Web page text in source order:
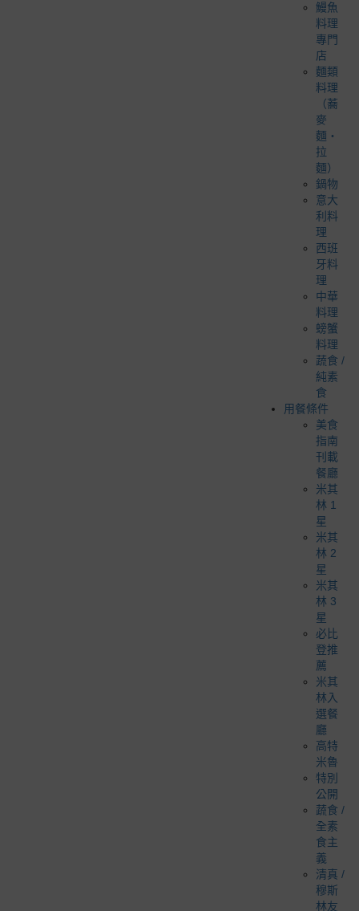
鰻魚
料理
專門
店
麵類
料理
（蕎
麥
麵・
拉
麵）
鍋物
意大
利料
理
西班
牙料
理
中華
料理
螃蟹
料理
蔬食 /
純素
食
用餐條件
美食
指南
刊載
餐廳
米其
林 1
星
米其
林 2
星
米其
林 3
星
必比
登推
薦
米其
林入
選餐
廳
高特
米魯
特別
公開
蔬食 /
全素
食主
義
清真 /
穆斯
林友